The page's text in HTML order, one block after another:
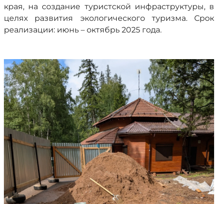
края, на создание туристской инфраструктуры, в
целях развития экологического туризма. Срок
реализации: июнь – октябрь 2025 года.